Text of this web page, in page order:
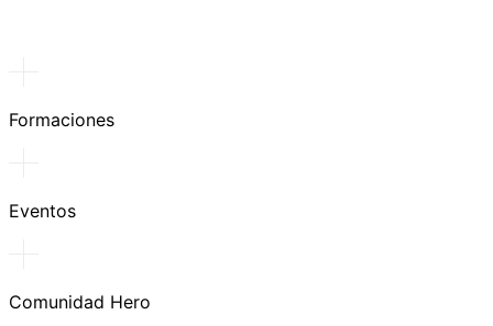
Formaciones
Eventos
Comunidad Hero